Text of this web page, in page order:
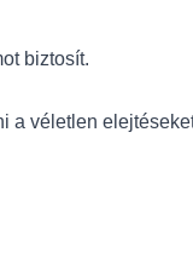
biztosít.
a véletlen